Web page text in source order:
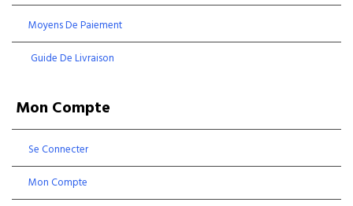
Moyens De Paiement
Guide De Livraison
Mon Compte
Se Connecter
Mon Compte